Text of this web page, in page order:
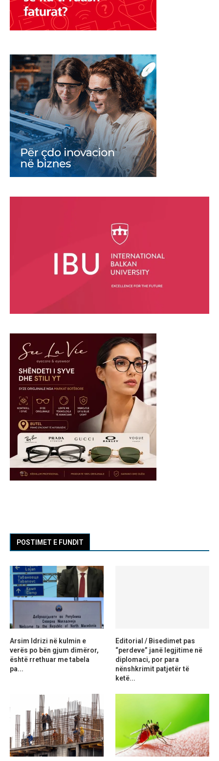
POSTIMET E FUNDIT
Arsim Idrizi në kulmin e
verës po bën gjum dimëror,
është rrethuar me tabela
pa...
Editorial / Bisedimet pas
“perdeve” janë legjitime në
diplomaci, por para
nënshkrimit patjetër të
ketë...